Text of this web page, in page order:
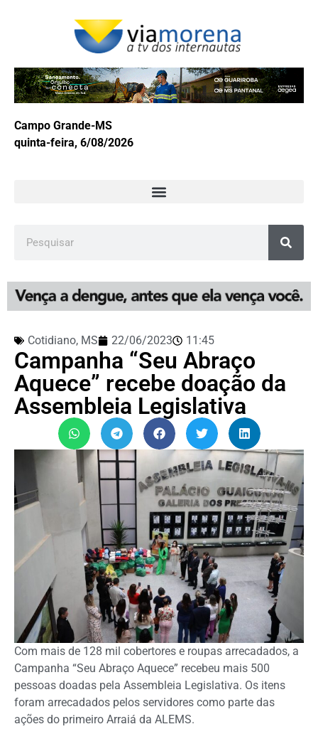
Campo Grande-MS
quinta-feira, 6/08/2026
Cotidiano, MS 22/06/2023 11:45
Campanha “Seu Abraço
Aquece” recebe doação da
Assembleia Legislativa
Com mais de 128 mil cobertores e roupas arrecadados, a
Campanha “Seu Abraço Aquece” recebeu mais 500
pessoas doadas pela Assembleia Legislativa. Os itens
foram arrecadados pelos servidores como parte das
ações do primeiro Arraiá da ALEMS.